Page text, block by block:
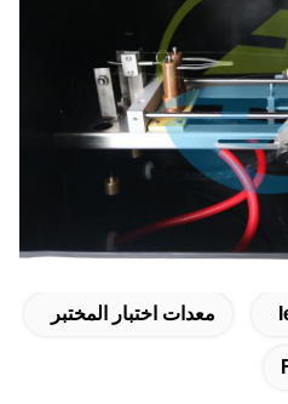
معدات اختبار المختبر